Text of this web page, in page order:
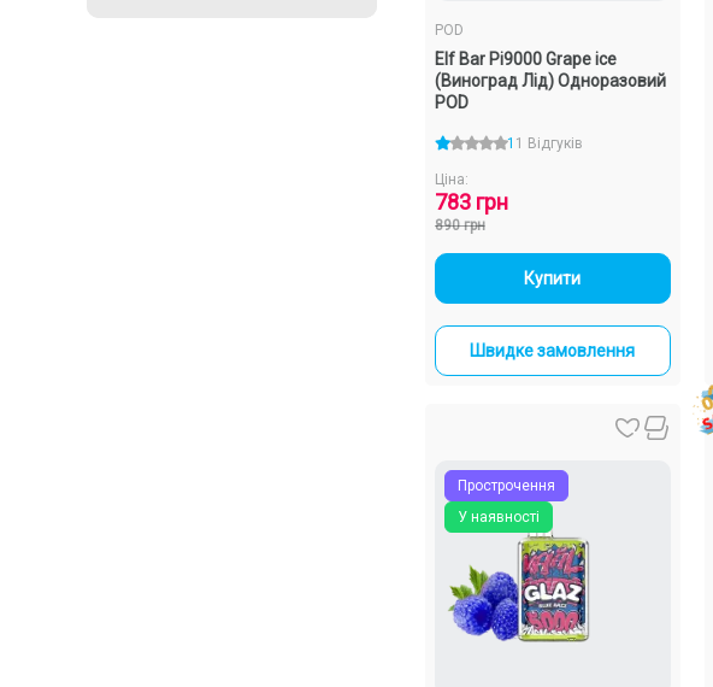
POD
Elf Bar Pi9000 Grape ice
(Виноград Лід) Одноразовий
POD
1 1 Відгуків
Ціна:
783 грн
890 грн
- +
Купити
Швидке замовлення
У наявності
Прострочення